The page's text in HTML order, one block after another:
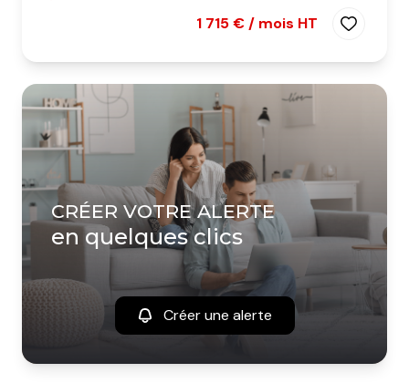
1 715 € / mois HT
CRÉER VOTRE ALERTE
en quelques clics
Créer une alerte